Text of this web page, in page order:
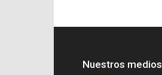
Nuestros medios